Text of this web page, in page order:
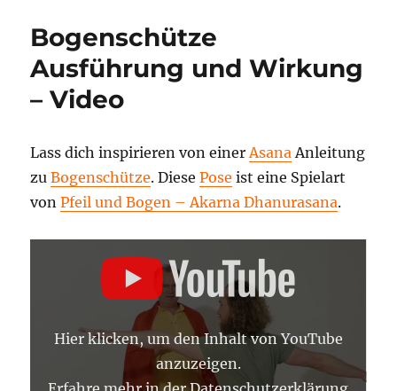
Bogenschütze
Ausführung und Wirkung
– Video
Lass dich inspirieren von einer Asana Anleitung
zuBogenschütze. DiesePose ist eine Spielart
vonPfeil und Bogen – Akarna Dhanurasana.
„BOGENSCHÜTZE
LEXIKON“
YOUTUBE
ANZEIGEN
Hier klicken, um den Inhalt von YouTube
anzuzeigen.